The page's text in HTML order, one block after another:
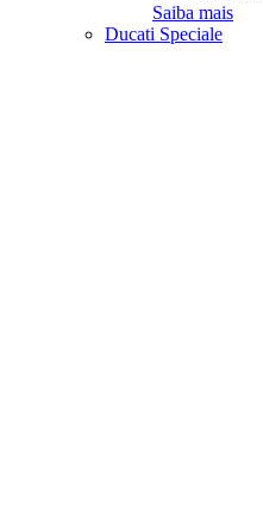
Saiba mais
Ducati Speciale